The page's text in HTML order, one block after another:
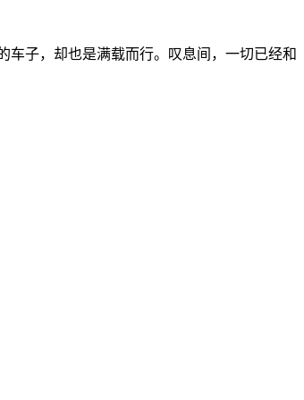
车子，却也是满载而行。叹息间，一切已经和